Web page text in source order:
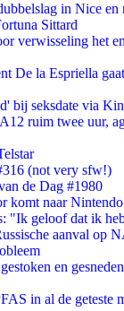
in Nice en
Sittard
verwisseling het
De la Espriella
bij seksdate via
ruim twee uur,
(not very sfw!)
de Dag #1980
komt naar
"Ik geloof dat ik
aanval op
en
in al de geteste